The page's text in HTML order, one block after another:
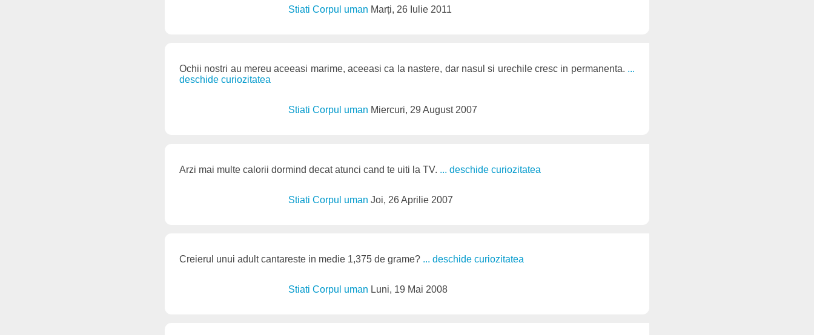
Stiati Corpul uman Marți, 26 Iulie 2011
Ochii nostri au mereu aceeasi marime, aceeasi ca la nastere, dar nasul si urechile cresc in permanenta. ...
deschide curiozitatea
Stiati Corpul uman Miercuri, 29 August 2007
Arzi mai multe calorii dormind decat atunci cand te uiti la TV. ... deschide curiozitatea
Stiati Corpul umanJoi, 26 Aprilie 2007
Creierul unui adult cantareste in medie 1,375 de grame? ... deschide curiozitatea
Stiati Corpul uman Luni, 19 Mai 2008